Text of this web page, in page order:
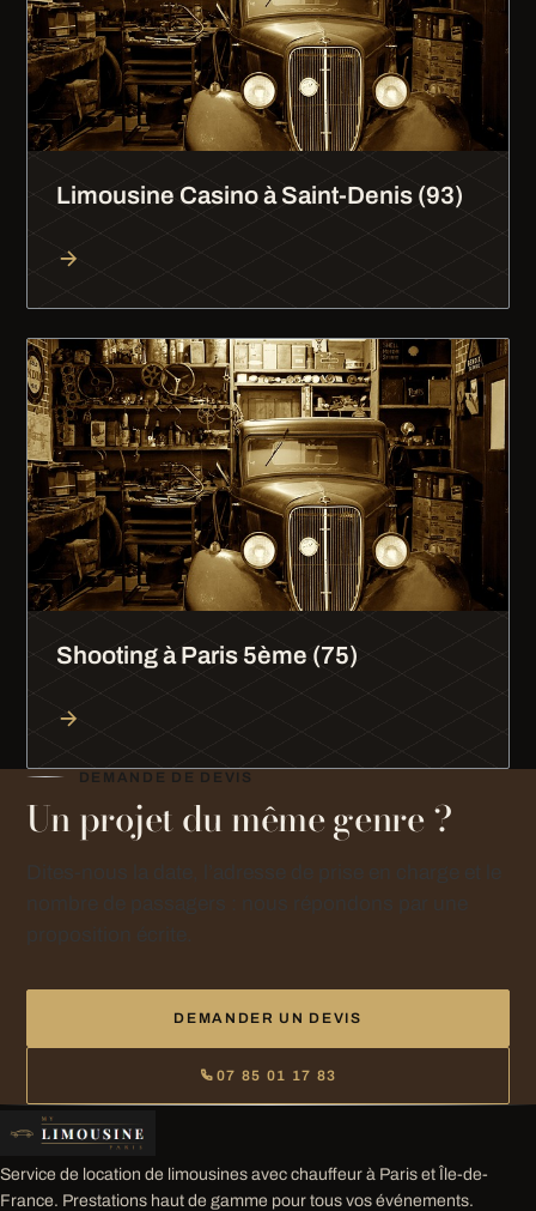
Limousine Casino à Saint-Denis (93)
Shooting à Paris 5ème (75)
DEMANDE DE DEVIS
Un projet du même genre ?
DEMANDER UN DEVIS
07 85 01 17 83
Service de location de limousines avec chauffeur à Paris et Île-de-
France. Prestations haut de gamme pour tous vos événements.